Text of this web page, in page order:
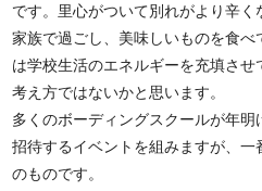
です。里心がついて別れがより辛く
家族で過ごし、美味しいものを食
は学校生活のエネルギーを充填さ
考え方ではないかと思います。
多くのボーディングスクールが年
招待するイベントを組みますが、一
のものです。